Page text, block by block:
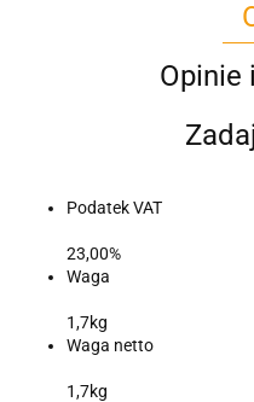
Opinie
Podatek VAT
23,00%
Waga
1,7kg
Waga netto
1,7kg